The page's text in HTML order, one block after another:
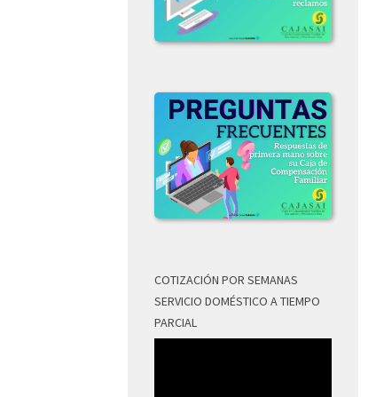
COTIZACIÓN POR SEMANAS
SERVICIO DOMÉSTICO A TIEMPO
PARCIAL